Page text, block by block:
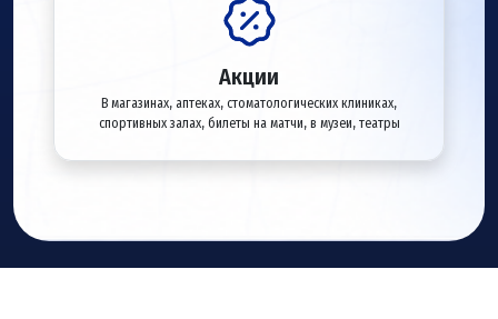
Акции
В магазинах, аптеках, стоматологических клиниках,
спортивных залах, билеты на матчи, в музеи, театры